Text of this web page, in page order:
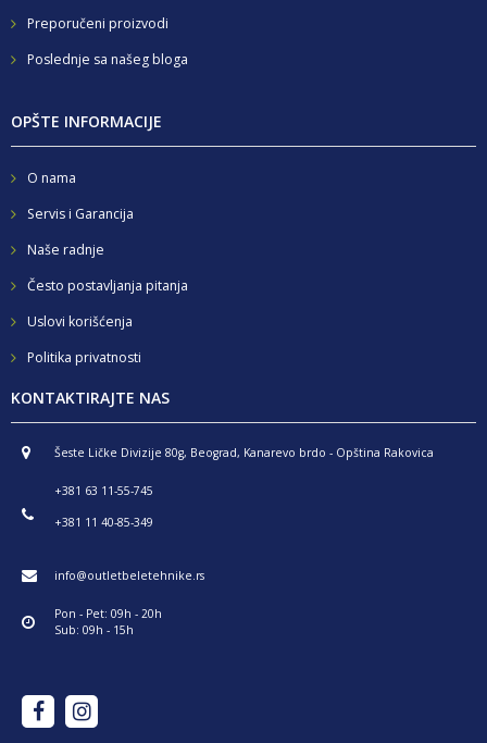
Preporučeni proizvodi
Poslednje sa našeg bloga
OPŠTE INFORMACIJE
O nama
Servis i Garancija
Naše radnje
Često postavljanja pitanja
Uslovi korišćenja
Politika privatnosti
KONTAKTIRAJTE NAS
Šeste Ličke Divizije 80g, Beograd, Kanarevo brdo - Opština Rakovica
+381 63 11-55-745
+381 11 40-85-349
info@outletbeletehnike.rs
Pon - Pet: 09h - 20h
Sub: 09h - 15h